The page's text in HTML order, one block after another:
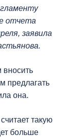
отчета
заявила
вносить
предлагать
она.
такую
больше